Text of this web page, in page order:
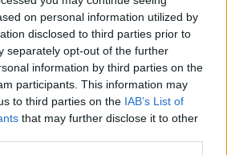
on personal information utilized by
disclosed to third parties prior to
separately opt-out of the further
information by third parties on the
participants. This information may
to third parties on the IAB’s List of
that may further disclose it to other
giro del todo hace un clak(poca
mas me preocupa es q pueda ser el
d frio la segunda marcha rasca